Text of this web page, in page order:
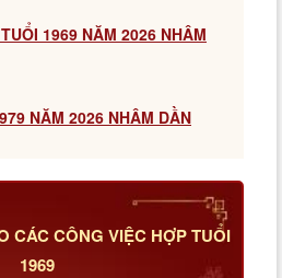
1969 NĂM 2026 NHÂM
NĂM 2026 NHÂM DẦN
CÁC CÔNG VIỆC HỢP TUỔI
1969